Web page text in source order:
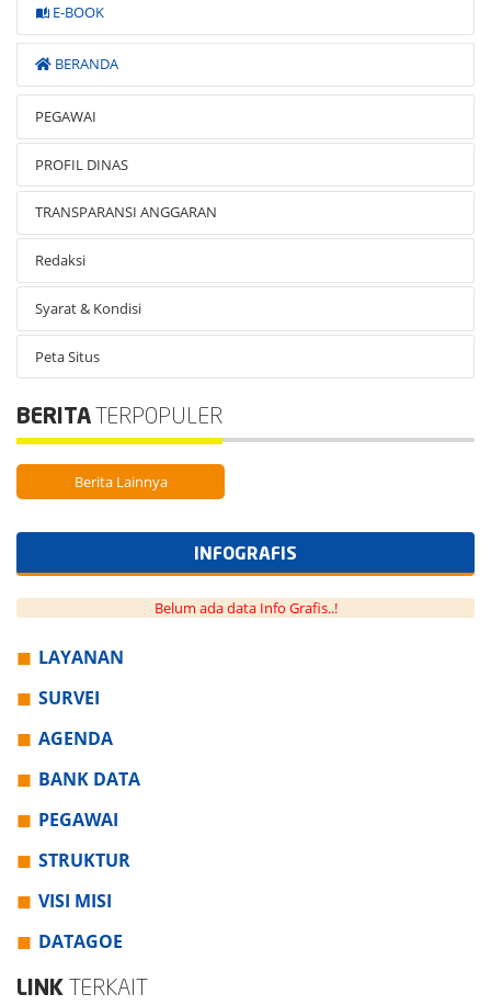
E-BOOK
BERANDA
PEGAWAI
PROFIL DINAS
TRANSPARANSI ANGGARAN
Redaksi
Syarat & Kondisi
Peta Situs
BERITA TERPOPULER
Berita Lainnya
INFOGRAFIS
Belum ada data Info Grafis..!
LAYANAN
SURVEI
AGENDA
BANK DATA
PEGAWAI
STRUKTUR
VISI MISI
DATAGOE
LINK TERKAIT